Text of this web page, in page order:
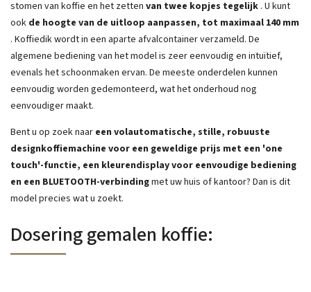
stomen van koffie en het zetten van twee kopjes tegelijk . U kunt
ook de hoogte van de uitloop aanpassen, tot maximaal 140 mm
. Koffiedik wordt in een aparte afvalcontainer verzameld. De
algemene bediening van het model is zeer eenvoudig en intuïtief,
evenals het schoonmaken ervan. De meeste onderdelen kunnen
eenvoudig worden gedemonteerd, wat het onderhoud nog
eenvoudiger maakt.
Bent u op zoek naar een volautomatische, stille, robuuste
designkoffiemachine voor een geweldige prijs met een 'one
touch'-functie, een kleurendisplay voor eenvoudige bediening
en een BLUETOOTH-verbindingmet uw huis of kantoor? Dan is dit
model precies wat u zoekt.
Dosering gemalen koffie: